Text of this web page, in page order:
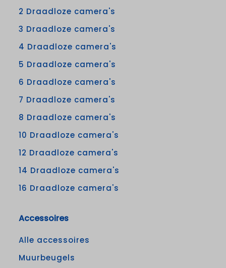
2 Draadloze camera's
3 Draadloze camera's
4 Draadloze camera's
5 Draadloze camera's
6 Draadloze camera's
7 Draadloze camera's
8 Draadloze camera's
10 Draadloze camera's
12 Draadloze camera's
14 Draadloze camera's
16 Draadloze camera's
Accessoires
Alle accessoires
Muurbeugels